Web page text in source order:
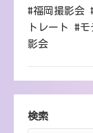
#福岡撮影会
トレート #
影会
検索